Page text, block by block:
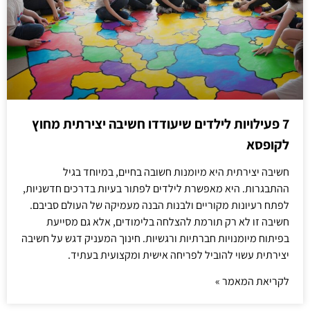
7 פעילויות לילדים שיעודדו חשיבה יצירתית מחוץ
לקופסא
חשיבה יצירתית היא מיומנות חשובה בחיים, במיוחד בגיל
ההתבגרות. היא מאפשרת לילדים לפתור בעיות בדרכים חדשניות,
לפתח רעיונות מקוריים ולבנות הבנה מעמיקה של העולם סביבם.
חשיבה זו לא רק תורמת להצלחה בלימודים, אלא גם מסייעת
בפיתוח מיומנויות חברתיות ורגשיות. חינוך המעניק דגש על חשיבה
יצירתית עשוי להוביל לפריחה אישית ומקצועית בעתיד.
לקריאת המאמר »